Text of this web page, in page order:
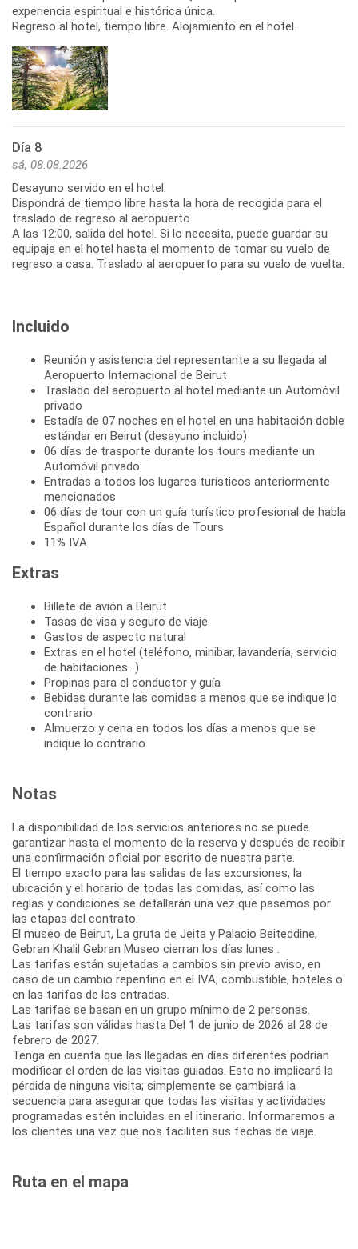
experiencia espiritual e histórica única.
Día 8
sá, 08.08.2026
Desayuno servido en el hotel.
Dispondrá de tiempo libre hasta la hora de recogida para el
traslado de regreso al aeropuerto.
A las 12:00, salida del hotel. Si lo necesita, puede guardar su
equipaje en el hotel hasta el momento de tomar su vuelo de
Incluido
Reunión y asistencia del representante a su llegada al
Aeropuerto Internacional de Beirut
Traslado del aeropuerto al hotel mediante un Automóvil
privado
Estadía de 07 noches en el hotel en una habitación doble
estándar en Beirut (desayuno incluido)
06 días de trasporte durante los tours mediante un
Automóvil privado
Entradas a todos los lugares turísticos anteriormente
mencionados
06 días de tour con un guía turístico profesional de habla
Español durante los días de Tours
11% IVA
Extras
Billete de avión a Beirut
Tasas de visa y seguro de viaje
Gastos de aspecto natural
Extras en el hotel (teléfono, minibar, lavandería, servicio
de habitaciones...)
Propinas para el conductor y guía
Bebidas durante las comidas a menos que se indique lo
contrario
Almuerzo y cena en todos los días a menos que se
indique lo contrario
Notas
La disponibilidad de los servicios anteriores no se puede
garantizar hasta el momento de la reserva y después de recibir
una confirmación oficial por escrito de nuestra parte.
El tiempo exacto para las salidas de las excursiones, la
ubicación y el horario de todas las comidas, así como las
reglas y condiciones se detallarán una vez que pasemos por
las etapas del contrato.
El museo de Beirut, La gruta de Jeita y Palacio Beiteddine,
Gebran Khalil Gebran Museo cierran los días lunes .
Las tarifas están sujetadas a cambios sin previo aviso, en
caso de un cambio repentino en el IVA, combustible, hoteles o
en las tarifas de las entradas.
Las tarifas se basan en un grupo mínimo de 2 personas.
Las tarifas son válidas hasta Del 1 de junio de 2026 al 28 de
febrero de 2027.
Tenga en cuenta que las llegadas en días diferentes podrían
modificar el orden de las visitas guiadas. Esto no implicará la
pérdida de ninguna visita; simplemente se cambiará la
secuencia para asegurar que todas las visitas y actividades
programadas estén incluidas en el itinerario. Informaremos a
los clientes una vez que nos faciliten sus fechas de viaje.
Ruta en el mapa